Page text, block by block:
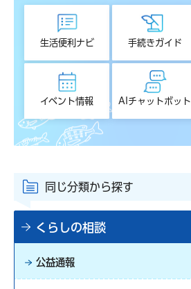
生活便利ナビ 手続きガイド
イベント情報 AIチャットボット
同じ分類から探す
くらしの相談
公益通報